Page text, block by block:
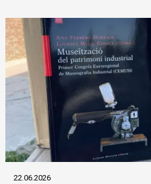
22.06.2026